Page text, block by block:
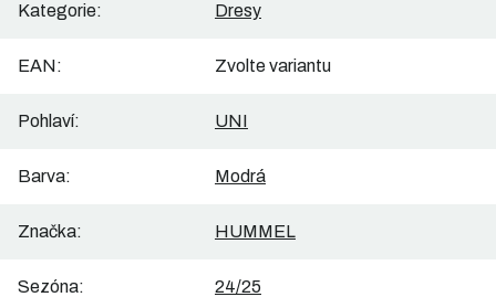
Kategorie: Dresy
EAN: Zvolte variantu
Pohlaví: UNI
Barva: Modrá
Značka: HUMMEL
Sezóna: 24/25